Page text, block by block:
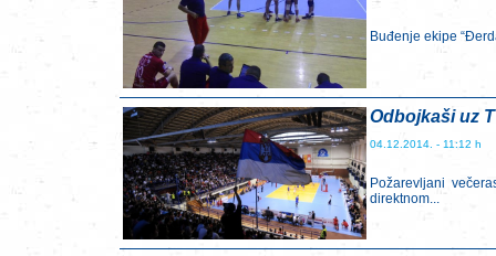
Buđenje ekipe
Odbojkaši uz
04.12.2014. - 11:12 h
Požarevljani
direktnom...